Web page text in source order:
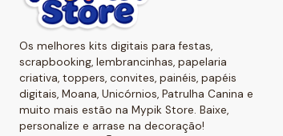
Os melhores kits digitais para festas,
scrapbooking, lembrancinhas, papelaria
criativa, toppers, convites, painéis, papéis
digitais, Moana, Unicórnios, Patrulha Canina e
muito mais estão na Mypik Store. Baixe,
personalize e arrase na decoração!